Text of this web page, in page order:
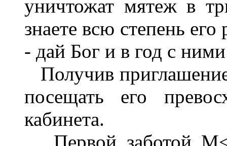
уничтожат мятеж в
знаете всю степень
- дай Бог и в год с
Получив
посещать его
кабинета.
Первой заботой